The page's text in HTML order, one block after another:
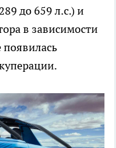
до 659 л.с.) и
в зависимости